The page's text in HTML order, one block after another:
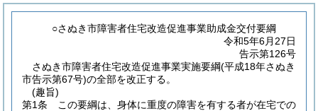
○さぬき市障害者住宅改造促進事業助成金交付要綱
令和5年6月27日
告示第126号
さぬき市障害者住宅改造促進事業実施要綱(平成18年さぬき
市告示第67号)の全部を改正する。
(趣旨)
第1条
この要綱は、身体に重度の障害を有する者が在宅での